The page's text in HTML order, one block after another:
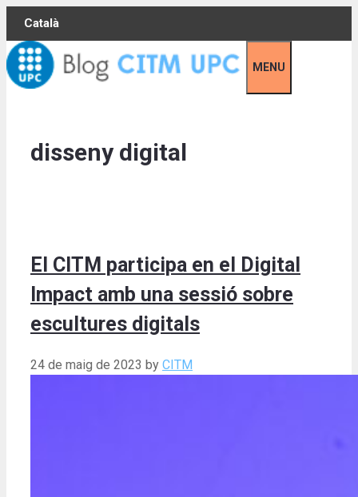
Skip
content
Català
MENU
disseny digital
El CITM participa en el Digital
Impact amb una sessió sobre
escultures digitals
24 de maig de 2023 by CITM